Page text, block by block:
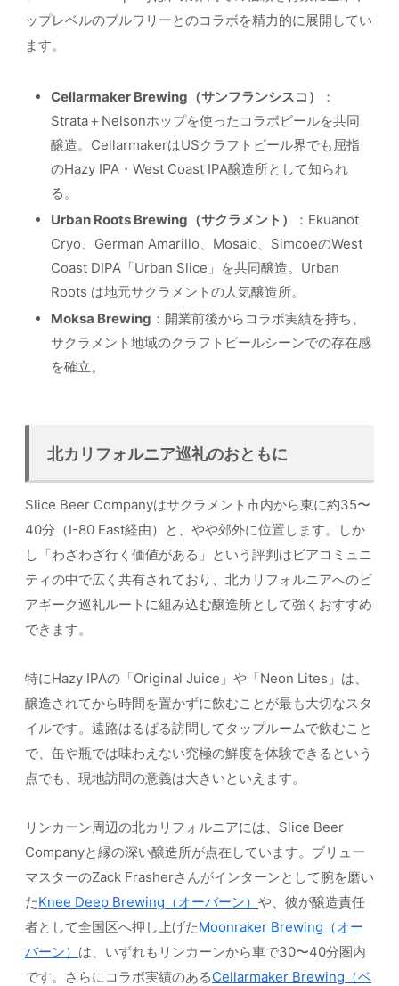
ップレベルのブルワリーとのコラボを精力的に展開してい
ます。
Cellarmaker Brewing（サンフランシスコ）
：
Strata＋Nelsonホップを使ったコラボビールを共同
醸造。CellarmakerはUSクラフトビール界でも屈指
のHazy IPA・West Coast IPA醸造所として知られ
る。
Urban Roots Brewing（サクラメント）
：Ekuanot
Cryo、German Amarillo、Mosaic、SimcoeのWest
Coast DIPA「Urban Slice」を共同醸造。Urban
Roots は地元サクラメントの人気醸造所。
Moksa Brewing ：開業前後からコラボ実績を持ち、
サクラメント地域のクラフトビールシーンでの存在感
を確立。
北カリフォルニア巡礼のおともに
Slice Beer Companyはサクラメント市内から東に約35〜
40分（I-80 East経由）と、やや郊外に位置します。しか
し「わざわざ行く価値がある」という評判はビアコミュニ
ティの中で広く共有されており、北カリフォルニアへのビ
アギーク巡礼ルートに組み込む醸造所として強くおすすめ
できます。
特にHazy IPAの「Original Juice」や「Neon Lites」は、
醸造されてから時間を置かずに飲むことが最も大切なスタ
イルです。遠路はるばる訪問してタップルームで飲むこと
で、缶や瓶では味わえない究極の鮮度を体験できるという
点でも、現地訪問の意義は大きいといえます。
リンカーン周辺の北カリフォルニアには、Slice Beer
Companyと縁の深い醸造所が点在しています。ブリュー
マスターのZack Frasherさんがインターンとして腕を磨い
たKnee Deep Brewing（オーバーン） や、彼が醸造責任
者として全国区へ押し上げたMoonraker Brewing（オー
バーン） は、いずれもリンカーンから車で30〜40分圏内
です。さらにコラボ実績のあるCellarmaker Brewing（ベ